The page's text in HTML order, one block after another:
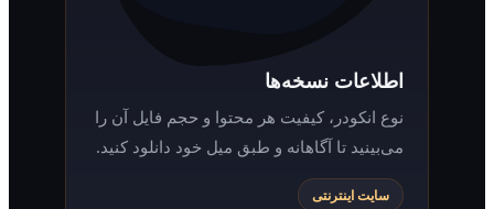
اطلاعات نسخه‌ها
نوع انکودر، کیفیت هر محتوا و حجم فایل آن را
می‌بینید تا آگاهانه و طبق میل خود دانلود کنید.
سایت اینترنتی